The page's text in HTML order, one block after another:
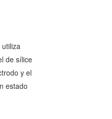
de sílice
y el
estado